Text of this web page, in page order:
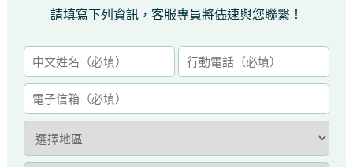
請填寫下列資訊，客服專員將儘速與您聯繫！